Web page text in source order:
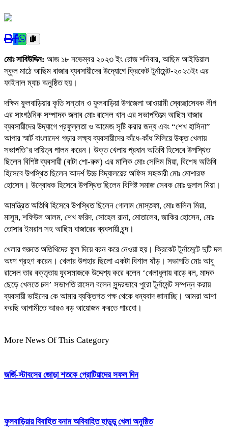
মোঃ সাবিউদ্দিন: আজ ১৮ নভেম্বর ২০২৩ ইং রোজ শনিবার, আছিম আইডিয়াল
স্কুল মাঠে আছিম বাজার ব্যবসায়ীদের উদ্যোগে ক্রিকেট টুর্নামেন্ট-২০২৩ইং এর
ফাইনাল ম্যাচ অনুষ্ঠিত হয়।
দক্ষিন ফুলবাড়িয়ার কৃতি সন্তান ও ফুলবাড়িয়া উপজেলা আওয়ামী স্বেচ্ছাসেবক লীগ
এর সাংগঠনিক সম্পাদক জনাব মোঃ রাসেল খান এর সভাপতিত্মে আছিম বাজার
ব্যবসায়ীদের উদ্যাগে প্রফুল্লতা ও আমেজ সৃষ্টি করার জন্য এবং “শেখ হাসিনা”
আপার স্মার্ট বাংলাদেশ গড়ার লক্ষ্য ব্যবসায়ীদের কাঁধে-কাঁধ মিলিয়ে উক্ত খেলায়
সভাপতি’র দায়িত্ব পালন করেন। উক্ত খেলায় প্রধান অতিথি হিসেবে উপস্থিত
ছিলেন বিশিষ্ট ব্যবসায়ী (বাটা শো-রুম) এর মালিক মোঃ সেলিম মিয়া, বিশেষ অতিথি
হিসেবে উপস্থিত ছিলেন আদর্শ উচ্চ বিদ্যালয়ের অফিস সহকারী মোঃ মোশারফ
হোসেন। উদ্বোধক হিসেবে উপস্থিত ছিলেন বিশিষ্ট সমাজ সেবক মোঃ দুলাল মিয়া।
আমন্ত্রিত অতিথি হিসেবে উপস্থিত ছিলেন গোলাম মোস্তফা, মোঃ জলিল মিয়া,
মাসুম, শফিউল আলম, শেখ ফরিদ, সোহেল রানা, মোতালেব, জাকির হোসেন, মোঃ
তোসার ইমরান সহ আছিম বাজারের ব্যবসায়ী বৃন্দ।
খেলার শুরুতে অতিথিদের ফুল দিয়ে বরন করে নেওয়া হয়। ক্রিকেট টুর্নামেন্টে দুটি দল
অংশ গ্রহণ করেন। খেলার উপহার ছিলো একটা বিশাল ষাঁড়। সভাপতি মোঃ আবু
রাসেল তার বক্তৃতায় যুবসমাজকে উদ্দেশ্য করে বলেন ‘খেলাধুলায় বাড়ে বল, মাদক
ছেড়ে খেলতে চল’ সভাপতি রাসেল বলেন সুন্দরভাবে পুরো টুর্নামেন্ট সম্পন্ন করায়
ব্যবসায়ী ভাইদের কে আমার ব্যক্তিগত পক্ষ থেকে ধন্যবাদ জানাচ্ছি। আমরা আশা
করছি আগামীতে আরও বড় আয়োজন করতে পারবো।
More News Of This Category
জর্জি-স্টাবসের জোড়া শতকে প্রোটিয়াদের সফল দিন
ফুলবাড়িয়ায় বিবাহিত বনাম অবিবাহিত হাডুডু খেলা অনুষ্ঠিত